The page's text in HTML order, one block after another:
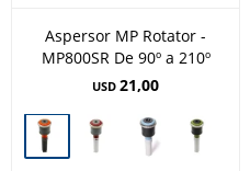
Aspersor MP Rotator -
MP800SR De 90º a 210º
USD 21,00